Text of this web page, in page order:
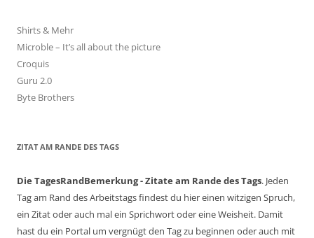
Shirts & Mehr
Microble – It’s all about the picture
Croquis
Guru 2.0
Byte Brothers
ZITAT AM RANDE DES TAGS
Die TagesRandBemerkung - Zitate am Rande des Tags. Jeden
Tag am Rand des Arbeitstags findest du hier einen witzigen Spruch,
ein Zitat oder auch mal ein Sprichwort oder eine Weisheit. Damit
hast du ein Portal um vergnügt den Tag zu beginnen oder auch mit